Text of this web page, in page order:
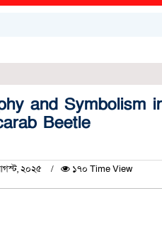
and Symbolism
Beetle
২০২৫ ১৭০ Time View